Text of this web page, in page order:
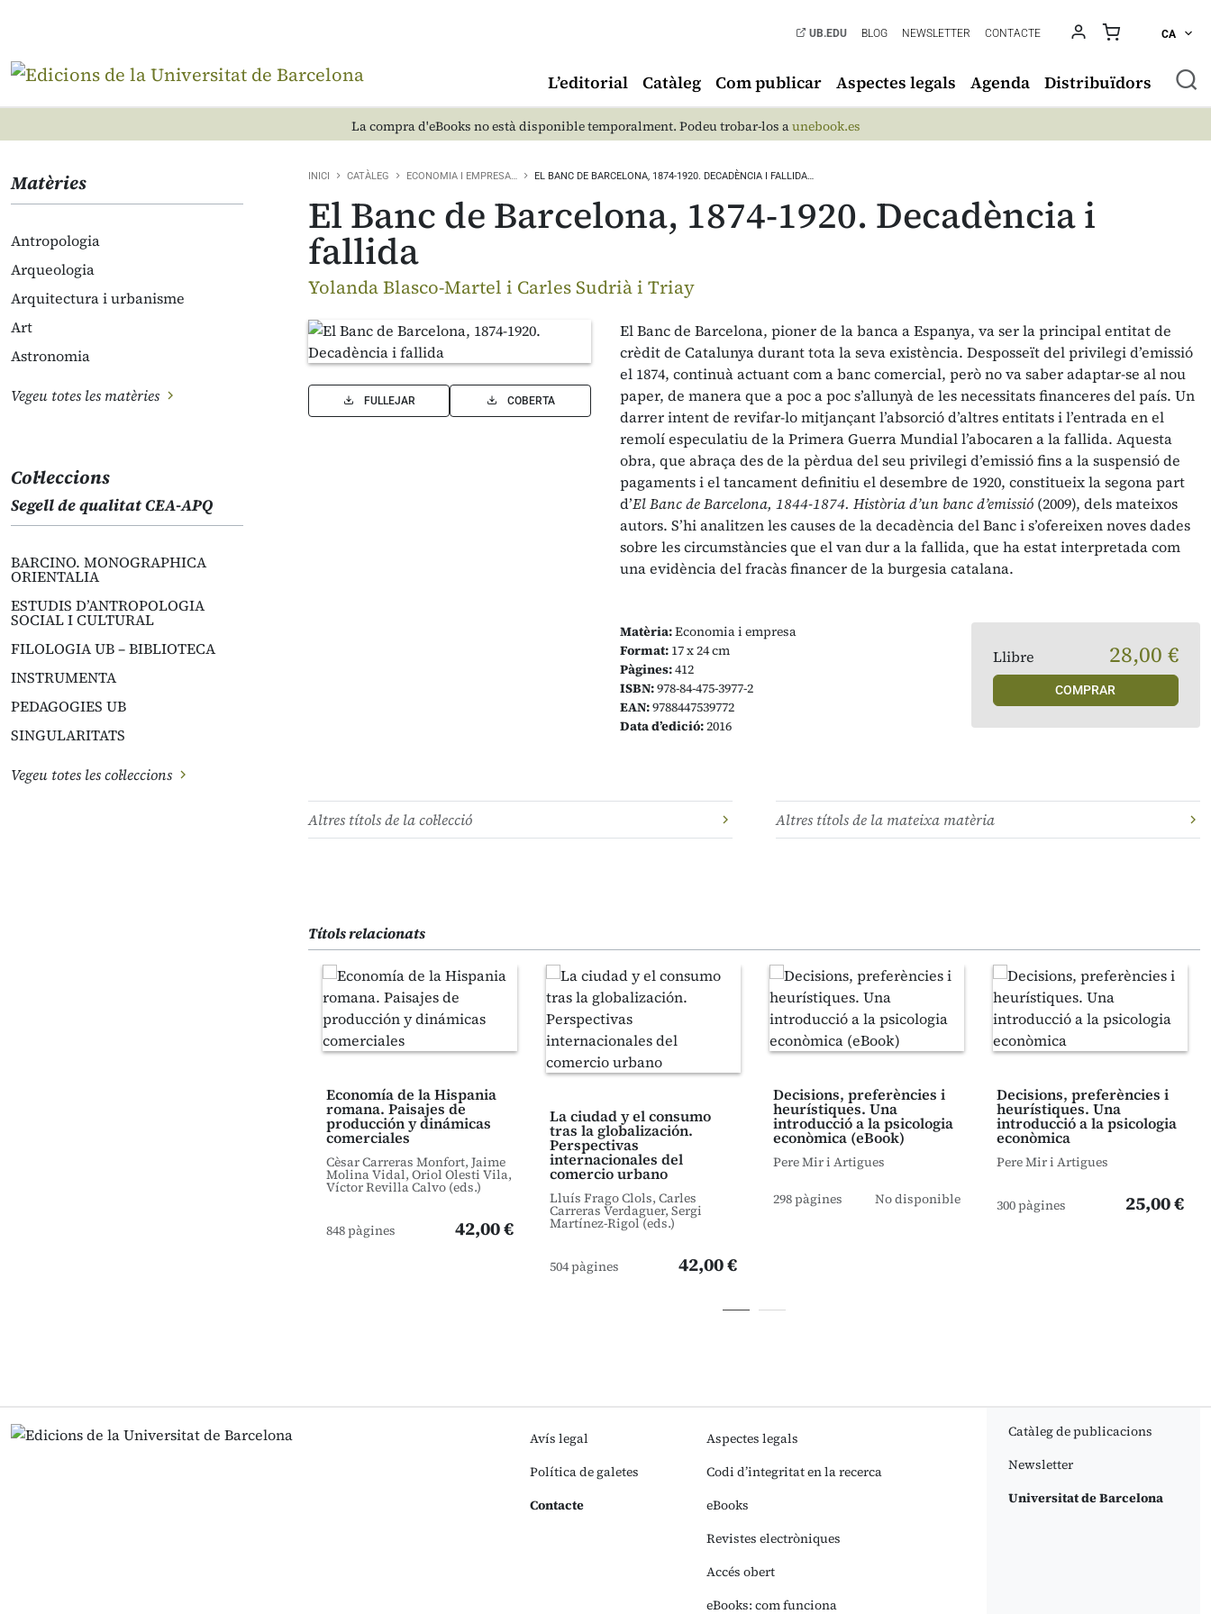
UB.EDU BLOG NEWSLETTER CONTACTE CA
L’editorial Catàleg Com publicar Aspectes legals Agenda Distribuïdors
La compra d'eBooks no està disponible temporalment. Podeu trobar-los aunebook.es
Matèries
Antropologia
Arqueologia
Arquitectura i urbanisme
Art
Astronomia
Vegeu totes les matèries
Col·leccions
Segell de qualitat CEA-APQ
BARCINO. MONOGRAPHICA
ORIENTALIA
ESTUDIS D’ANTROPOLOGIA
SOCIAL I CULTURAL
FILOLOGIA UB – BIBLIOTECA
INSTRUMENTA
PEDAGOGIES UB
SINGULARITATS
Vegeu totes les col·leccions
INICI CATÀLEG ECONOMIA I EMPRESA… EL BANC DE BARCELONA, 1874-1920. DECADÈNCIA I FALLIDA…
El Banc de Barcelona, 1874-1920. Decadència i
fallida
Yolanda Blasco-Martel i Carles Sudrià i Triay
FULLEJAR COBERTA
El Banc de Barcelona, pioner de la banca a Espanya, va ser la principal entitat de
crèdit de Catalunya durant tota la seva existència. Desposseït del privilegi d’emissió
el 1874, continuà actuant com a banc comercial, però no va saber adaptar-se al nou
paper, de manera que a poc a poc s’allunyà de les necessitats financeres del país. Un
darrer intent de revifar-lo mitjançant l’absorció d’altres entitats i l’entrada en el
remolí especulatiu de la Primera Guerra Mundial l’abocaren a la fallida. Aquesta
obra, que abraça des de la pèrdua del seu privilegi d’emissió fins a la suspensió de
pagaments i el tancament definitiu el desembre de 1920, constitueix la segona part
d’El Banc de Barcelona, 1844-1874. Història d’un banc d’emissió (2009), dels mateixos
autors. S’hi analitzen les causes de la decadència del Banc i s’ofereixen noves dades
sobre les circumstàncies que el van dur a la fallida, que ha estat interpretada com
una evidència del fracàs financer de la burgesia catalana.
Matèria:Economia i empresa
Format: 17 x 24 cm
Pàgines:412
ISBN:978-84-475-3977-2
EAN:9788447539772
Data d’edició:2016
Llibre 28,00 €
COMPRAR
Altres títols de la col·lecció Altres títols de la mateixa matèria
Títols relacionats
Economía de la Hispania
romana. Paisajes de
producción y dinámicas
comerciales
Cèsar Carreras Monfort, Jaime
Molina Vidal, Oriol Olesti Vila,
Víctor Revilla Calvo (eds.)
848 pàgines 42,00 €
La ciudad y el consumo
tras la globalización.
Perspectivas
internacionales del
comercio urbano
Lluís Frago Clols, Carles
Carreras Verdaguer, Sergi
Martínez-Rigol (eds.)
504 pàgines 42,00 €
Decisions, preferències i
heurístiques. Una
introducció a la psicologia
econòmica (eBook)
Pere Mir i Artigues
298 pàgines No disponible
Decisions, preferències i
heurístiques. Una
introducció a la psicologia
econòmica
Pere Mir i Artigues
300 pàgines 25,00 €
Avís legal
Política de galetes
Contacte
Aspectes legals
Codi d’integritat en la recerca
eBooks
Revistes electròniques
Accés obert
eBooks: com funciona
Catàleg de publicacions
Newsletter
Universitat de Barcelona